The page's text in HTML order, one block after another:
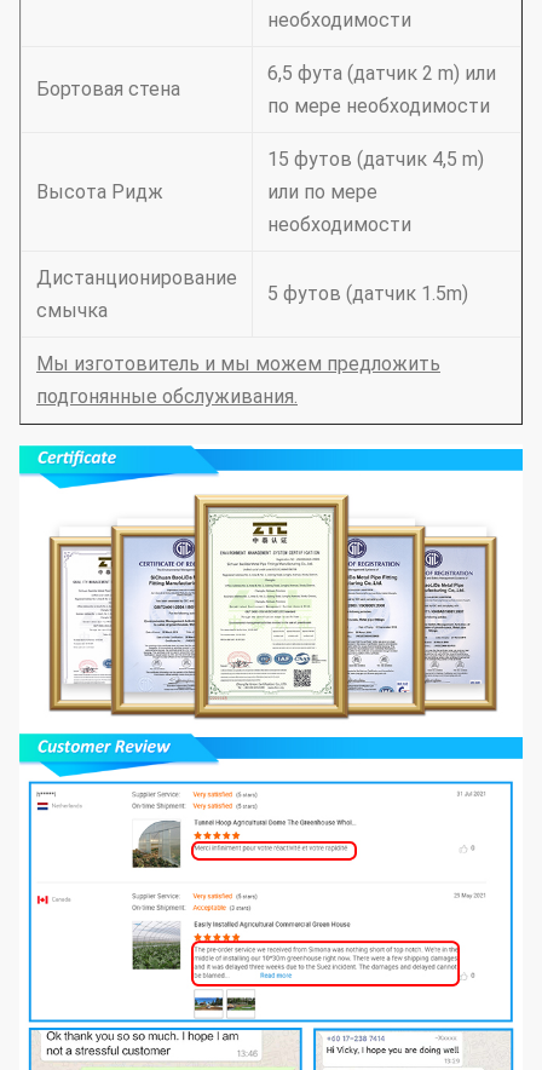
необходимости
Бортовая стена
6,5 фута (датчик 2 m) или
по мере необходимости
Высота Ридж
15 футов (датчик 4,5 m)
или по мере
необходимости
Дистанционирование
смычка
5 футов (датчик 1.5m)
Мы изготовитель и мы можем предложить
подгонянные обслуживания.